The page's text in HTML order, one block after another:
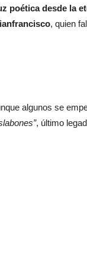
poética desde la
, quien
algunos se
, último